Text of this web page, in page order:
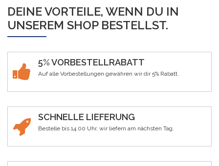
DEINE VORTEILE, WENN DU IN
UNSEREM SHOP BESTELLST.
5% VORBESTELLRABATT
Auf alle Vorbestellungen gewähren wir dir 5% Rabatt.
SCHNELLE LIEFERUNG
Bestelle bis 14.00 Uhr, wir liefern am nächsten Tag.